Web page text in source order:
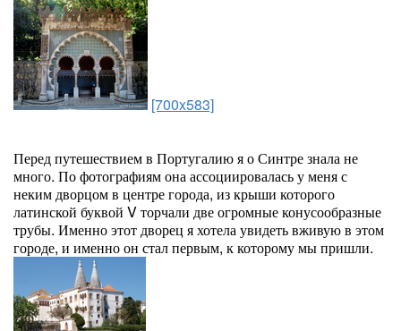
[700x583]
Перед путешествием в Португалию я о Синтре знала не
много. По фотографиям она ассоциировалась у меня с
неким дворцом в центре города, из крыши которого
латинской буквой V торчали две огромные конусообразные
трубы. Именно этот дворец я хотела увидеть вживую в этом
городе, и именно он стал первым, к которому мы пришли.